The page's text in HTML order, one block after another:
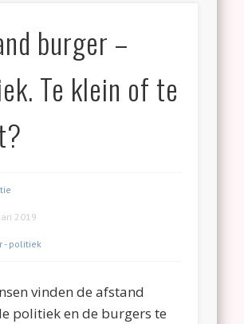
burger –
Te klein of te
2019
- politiek
vinden de afstand
politiek en de burgers te